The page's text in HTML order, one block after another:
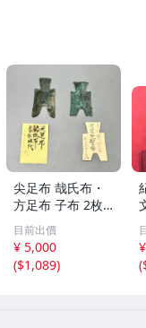
尖足布 哉氏布・
方足布 子布 2枚
セット 中国戦国
古銭 布幣 古銭 貨
布 貨幣
目前出價
¥ 5,000
($1,089)
(